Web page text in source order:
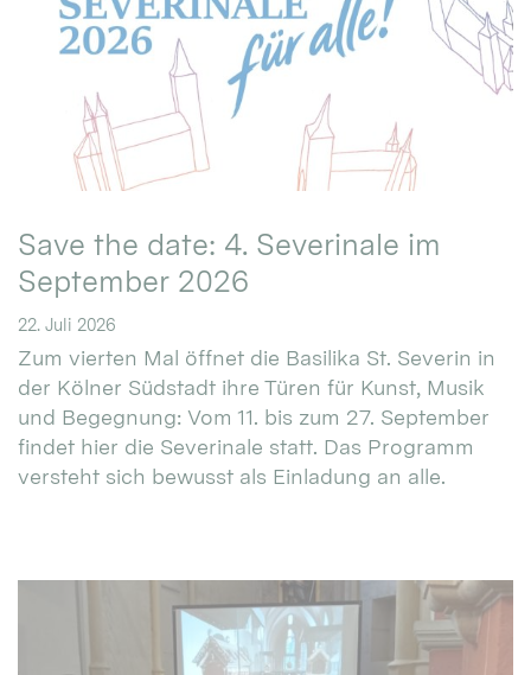
Save the date: 4. Severinale im
September 2026
22. Juli 2026
Zum vierten Mal öffnet die Basilika St. Severin in
der Kölner Südstadt ihre Türen für Kunst, Musik
und Begegnung: Vom 11. bis zum 27. September
findet hier die Severinale statt. Das Programm
versteht sich bewusst als Einladung an alle.